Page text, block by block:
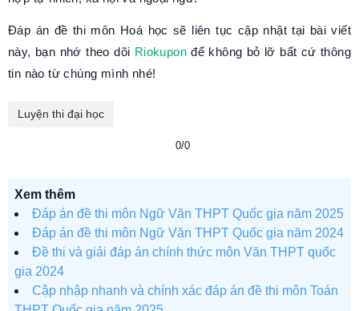
Đáp án đề thi môn Hoá học sẽ liên tục cập nhật tại bài viết
này, bạn nhớ theo dõi Riokuponđể không bỏ lỡ bất cứ thông
tin nào từ chúng mình nhé!
Luyện thi đại học
0/0
Xem thêm
Đáp án đề thi môn Ngữ Văn THPT Quốc gia năm 2025
Đáp án đề thi môn Ngữ Văn THPT Quốc gia năm 2024
Đề thi và giải đáp án chính thức môn Văn THPT quốc
gia 2024
Cập nhập nhanh và chính xác đáp án đề thi môn Toán